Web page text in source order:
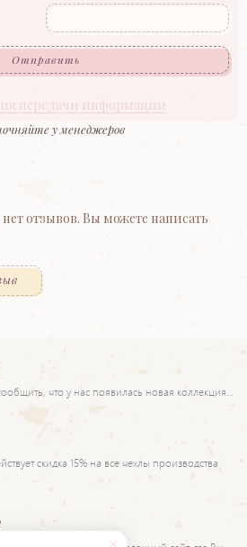
Отправить
передачи информации
у менеджеров
отзывов. Вы можете написать
что у нас появилась новая коллекция…
скидка 15% на все чехлы производства